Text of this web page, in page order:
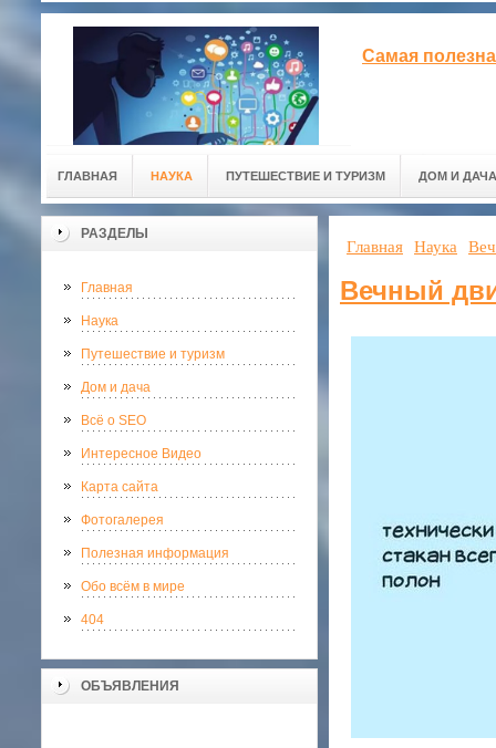
Самая
ГЛАВНАЯ НАУКА ПУТЕШЕСТВИЕ И ТУРИЗМ ДОМ И ДАЧА
РАЗДЕЛЫ
Главная
Наука
Путешествие и туризм
Дом и дача
Всё о SEO
Интересное Видео
Карта сайта
Фотогалерея
Полезная информация
Обо всём в мире
404
ОБЪЯВЛЕНИЯ
Главная Наука
Вечный